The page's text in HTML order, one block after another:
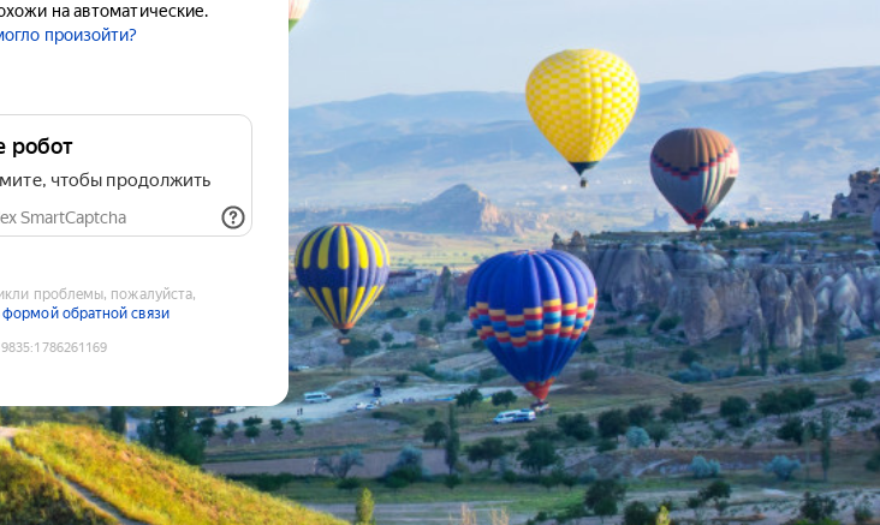
на автоматические.
произойти?
робот
чтобы продолжить
SmartCaptcha
проблемы, пожалуйста,
формой обратной связи
:1786261169